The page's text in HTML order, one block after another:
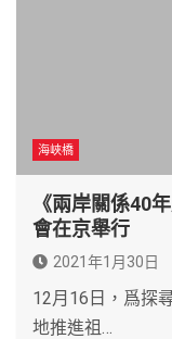
海峽橋
《兩岸關係40
會在京舉行
2021年1月30日
12月16日，爲探
地推進祖…